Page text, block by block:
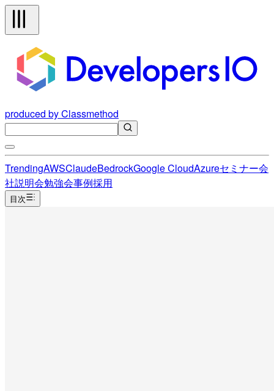
produced by Classmethod
TrendingAWSClaudeBedrockGoogle CloudAzureセミナー会
社説明会勉強会事例採用
目次